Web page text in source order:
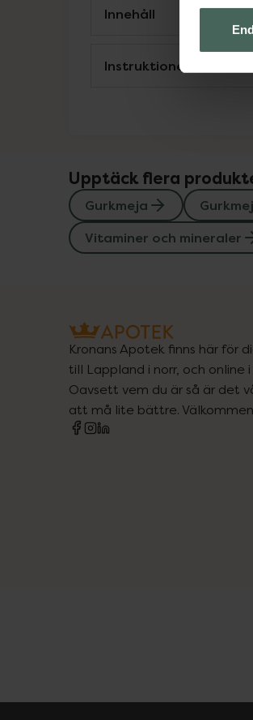
Innehåll
Instruktioner
Upptäck flera
Gurkmeja
Vitaminer och mineraler
Kronans Apotek finns här för
till Lappland i norr, och online
Oavsett vem du är så är det
att må lite bättre.